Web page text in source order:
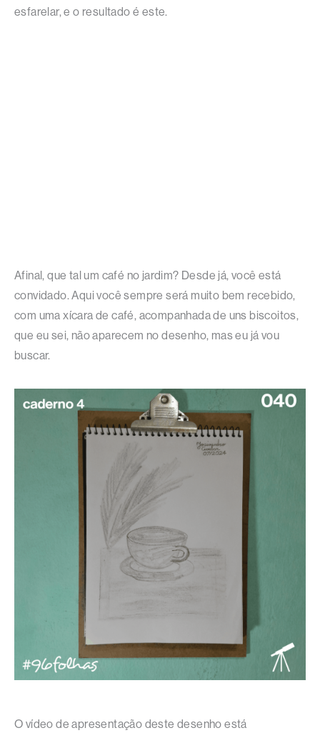
esfarelar, e o resultado é este.
Afinal, que tal um café no jardim? Desde já, você está
convidado. Aqui você sempre será muito bem recebido,
com uma xícara de café, acompanhada de uns biscoitos,
que eu sei, não aparecem no desenho, mas eu já vou
buscar.
O vídeo de apresentação deste desenho está